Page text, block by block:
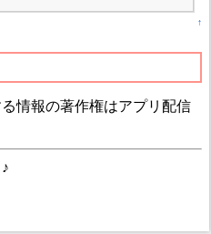
↑
情報の著作権はアプリ配信